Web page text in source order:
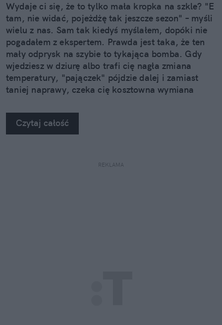
Wydaje ci się, że to tylko mała kropka na szkle? "E
tam, nie widać, pojeżdżę tak jeszcze sezon" – myśli
wielu z nas. Sam tak kiedyś myślałem, dopóki nie
pogadałem z ekspertem. Prawda jest taka, że ten
mały odprysk na szybie to tykająca bomba. Gdy
wjedziesz w dziurę albo trafi cię nagła zmiana
temperatury, "pajączek" pójdzie dalej i zamiast
taniej naprawy, czeka cię kosztowna wymiana
na własne oczy zobaczyć, jak profesjonaliści radzą
sobie z takimi uszkodzeniami.
Czytaj całość
REKLAMA